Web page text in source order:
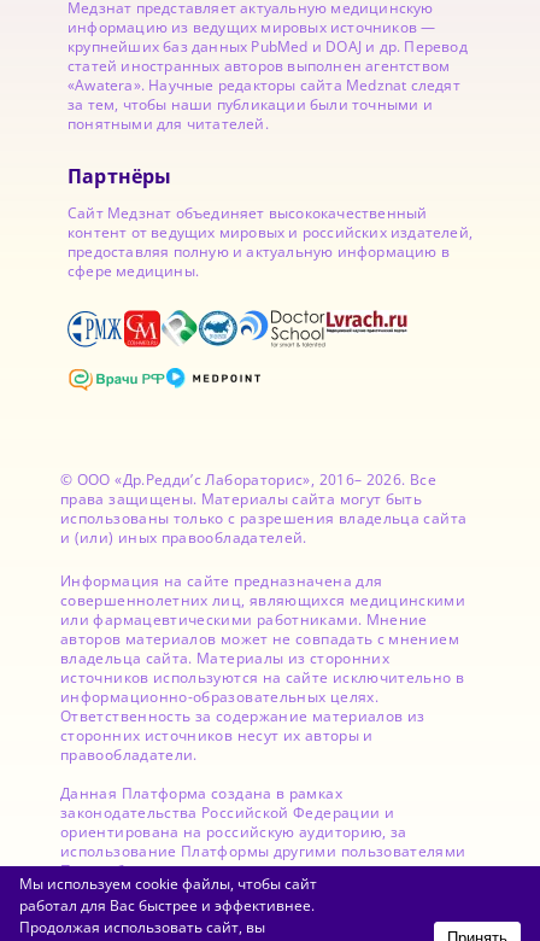
Медзнат представляет актуальную медицинскую
информацию из ведущих мировых источников —
крупнейших баз данных PubMed и DOAJ и др. Перевод
статей иностранных авторов выполнен агентством
«Awatera». Научные редакторы сайта Medznat следят
за тем, чтобы наши публикации были точными и
понятными для читателей.
Партнёры
Сайт Медзнат объединяет высококачественный
контент от ведущих мировых и российских издателей,
предоставляя полную и актуальную информацию в
сфере медицины.
© ООО «Др.Редди’с Лабораторис», 2016– 2026. Все
права защищены. Материалы сайта могут быть
использованы только с разрешения владельца сайта
и (или) иных правообладателей.
Информация на сайте предназначена для
совершеннолетних лиц, являющихся медицинскими
или фармацевтическими работниками. Мнение
авторов материалов может не совпадать с мнением
владельца сайта. Материалы из сторонних
источников используются на сайте исключительно в
информационно-образовательных целях.
Ответственность за содержание материалов из
сторонних источников несут их авторы и
правообладатели.
Данная Платформа создана в рамках
законодательства Российской Федерации и
ориентирована на российскую аудиторию, за
использование Платформы другими пользователями
Правообладатель ответственности не несет.
Мы используем cookie файлы, чтобы сайт
работал для Вас быстрее и эффективнее.
Продолжая использовать сайт, вы